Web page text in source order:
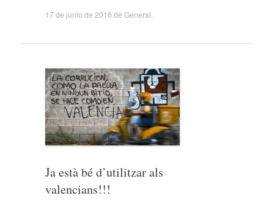
17 de junio de 2016 de General
Ja està bé d’utilitzar als
valencians!!!